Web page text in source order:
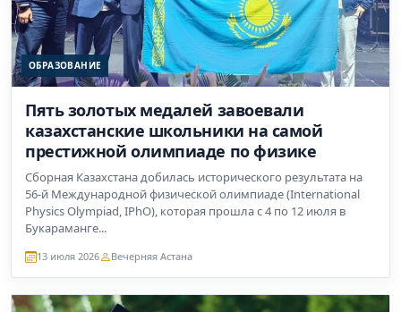
ОБРАЗОВАНИЕ
Пять золотых медалей завоевали
казахстанские школьники на самой
престижной олимпиаде по физике
Сборная Казахстана добилась исторического результата на
56-й Международной физической олимпиаде (International
Physics Olympiad, IPhO), которая прошла с 4 по 12 июля в
Букараманге...
13 июля 2026 Вечерняя Астана